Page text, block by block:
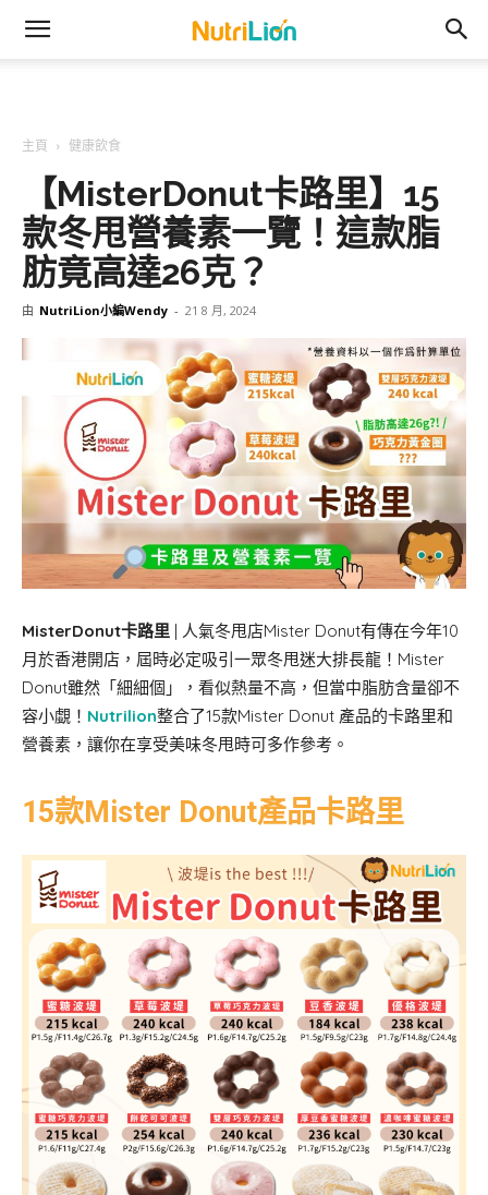
主頁 健康飲食
【MisterDonut卡路里】15
款冬甩營養素一覽！這款脂
肪竟高達26克？
由 NutriLion小編Wendy - 21 8 月, 2024
MisterDonut卡路里 | 人氣冬甩店Mister Donut有傳在今年10
月於香港開店，屆時必定吸引一眾冬甩迷大排長龍！Mister
Donut雖然「細細個」，看似熱量不高，但當中脂肪含量卻不
容小覷！ Nutrilion整合了15款Mister Donut 產品的卡路里和
營養素，讓你在享受美味冬甩時可多作參考。
15款Mister Donut產品卡路里